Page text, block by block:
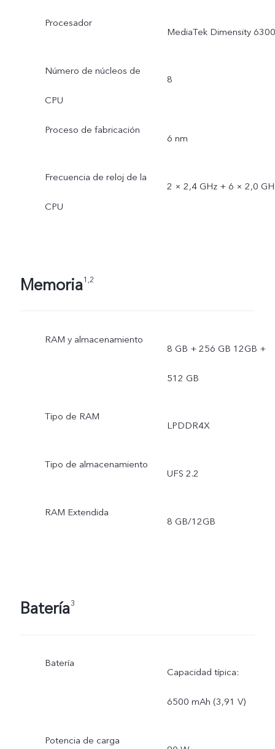
Procesador
MediaTek Dimensity 6300
Número de núcleos de
CPU
8
Proceso de fabricación
6 nm
Frecuencia de reloj de la
CPU
2 × 2,4 GHz + 6 × 2,0
Memoria1,2
RAM y almacenamiento
8 GB + 256 GB 12GB +
512 GB
Tipo de RAM
LPDDR4X
Tipo de almacenamiento
UFS 2.2
RAM Extendida
8 GB/12GB
Batería3
Batería
Capacidad típica:
6500 mAh (3,91 V)
Potencia de carga